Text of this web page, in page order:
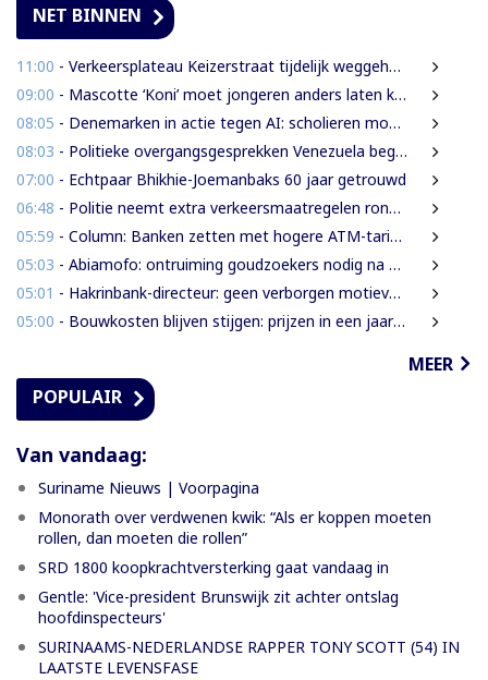
NET BINNEN
11:00 - Verkeersplateau Keizerstraat tijdelijk weggehaald vanwege chaos rond Domineestraat
09:00 - Mascotte ‘Koni’ moet jongeren anders laten kijken naar Surinaamse houtsector
08:05 - Denemarken in actie tegen AI: scholieren moeten extra mondelinge examens doen
08:03 - Politieke overgangsgesprekken Venezuela beginnen zonder Machado
07:00 - Echtpaar Bhikhie-Joemanbaks 60 jaar getrouwd
06:48 - Politie neemt extra verkeersmaatregelen rond afgesloten Domineestraat
05:59 - Column: Banken zetten met hogere ATM-tarieven digitale economie op achterstand
05:03 - Abiamofo: ontruiming goudzoekers nodig na dodelijke risico’s in Moeroekreek en 21 Bergi
05:01 - Hakrinbank-directeur: geen verborgen motieven bij verkoop DSB-belang
05:00 - Bouwkosten blijven stijgen: prijzen in een jaar tijd gemiddeld 7,3% hoger
MEER
POPULAIR
Van vandaag:
Suriname Nieuws | Voorpagina
Monorath over verdwenen kwik: “Als er koppen moeten
rollen, dan moeten die rollen”
SRD 1800 koopkrachtversterking gaat vandaag in
Gentle: 'Vice-president Brunswijk zit achter ontslag
hoofdinspecteurs'
SURINAAMS-NEDERLANDSE RAPPER TONY SCOTT (54) IN
LAATSTE LEVENSFASE